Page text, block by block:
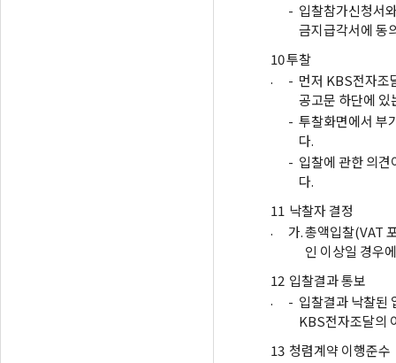
- 입찰참가신청서
금지급각서에 동
10
.
투찰
- 먼저 KBS전자조
공고문 하단에 있
- 투찰화면에서 부
다.
- 입찰에 관한 의
다.
11
.
낙찰자 결정
가.총액입찰(VAT
인 이상일 경우
12
.
입찰결과 통보
- 입찰결과 낙찰된
KBS전자조달의
13 청렴계약 이행준수